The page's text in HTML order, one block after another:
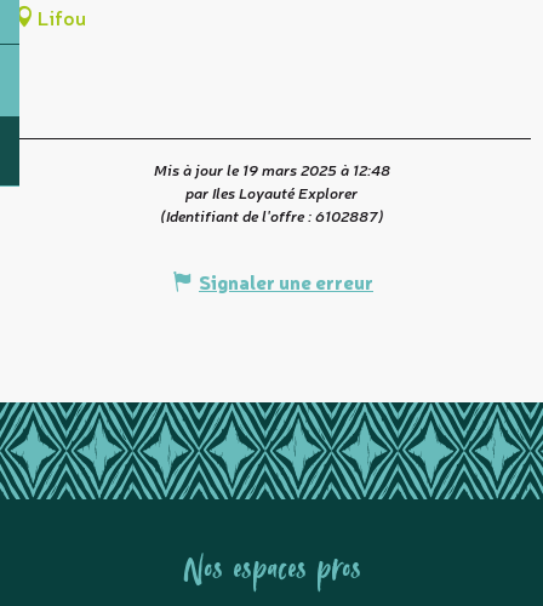
Lifou
Mis à jour le 19 mars 2025 à 12:48
par Iles Loyauté Explorer
(Identifiant de l'offre :6102887)
Signaler une erreur
Nos espaces pros